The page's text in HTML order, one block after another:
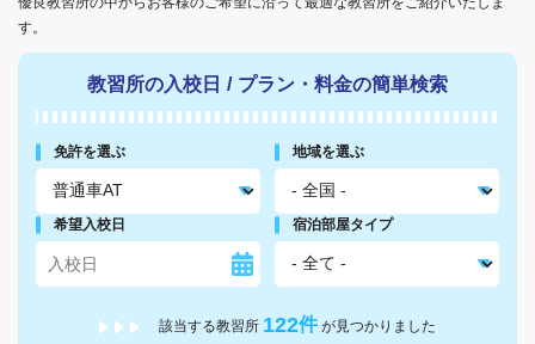
す。
教習所の入校日 / プラン・料金の簡単検索
免許を選ぶ 地域を選ぶ
希望入校日 宿泊部屋タイプ
該当する教習所 122件 が見つかりました